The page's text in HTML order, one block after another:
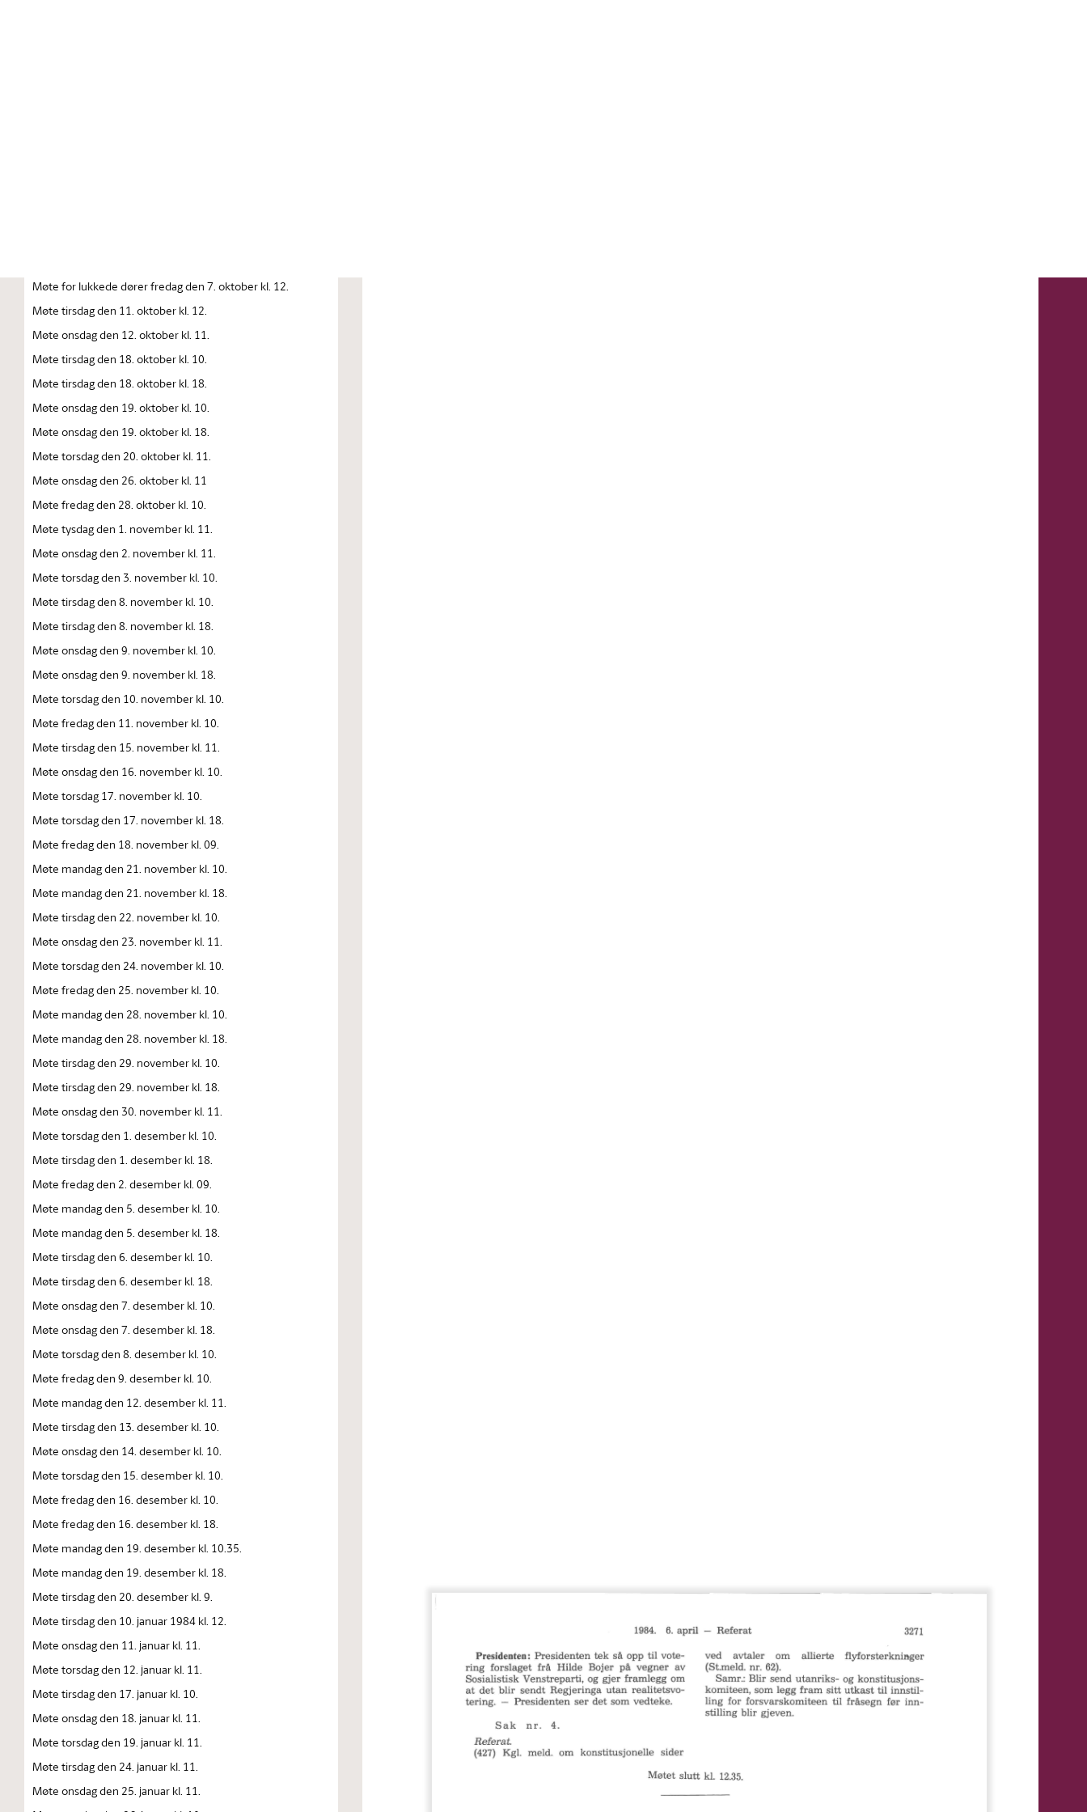
Møte for lukkede dører fredag den 7. oktober kl. 12.
Møte tirsdag den 11. oktober kl. 12.
Møte onsdag den 12. oktober kl. 11.
Møte tirsdag den 18. oktober kl. 10.
Møte tirsdag den 18. oktober kl. 18.
Møte onsdag den 19. oktober kl. 10.
Møte onsdag den 19. oktober kl. 18.
Møte torsdag den 20. oktober kl. 11.
Møte onsdag den 26. oktober kl. 11
Møte fredag den 28. oktober kl. 10.
Møte tysdag den 1. november kl. 11.
Møte onsdag den 2. november kl. 11.
Møte torsdag den 3. november kl. 10.
Møte tirsdag den 8. november kl. 10.
Møte tirsdag den 8. november kl. 18.
Møte onsdag den 9. november kl. 10.
Møte onsdag den 9. november kl. 18.
Møte torsdag den 10. november kl. 10.
Møte fredag den 11. november kl. 10.
Møte tirsdag den 15. november kl. 11.
Møte onsdag den 16. november kl. 10.
Møte torsdag 17. november kl. 10.
Møte torsdag den 17. november kl. 18.
Møte fredag den 18. november kl. 09.
Møte mandag den 21. november kl. 10.
Møte mandag den 21. november kl. 18.
Møte tirsdag den 22. november kl. 10.
Møte onsdag den 23. november kl. 11.
Møte torsdag den 24. november kl. 10.
Møte fredag den 25. november kl. 10.
Møte mandag den 28. november kl. 10.
Møte mandag den 28. november kl. 18.
Møte tirsdag den 29. november kl. 10.
Møte tirsdag den 29. november kl. 18.
Møte onsdag den 30. november kl. 11.
Møte torsdag den 1. desember kl. 10.
Møte tirsdag den 1. desember kl. 18.
Møte fredag den 2. desember kl. 09.
Møte mandag den 5. desember kl. 10.
Møte mandag den 5. desember kl. 18.
Møte tirsdag den 6. desember kl. 10.
Møte tirsdag den 6. desember kl. 18.
Møte onsdag den 7. desember kl. 10.
Møte onsdag den 7. desember kl. 18.
Møte torsdag den 8. desember kl. 10.
Møte fredag den 9. desember kl. 10.
Møte mandag den 12. desember kl. 11.
Møte tirsdag den 13. desember kl. 10.
Møte onsdag den 14. desember kl. 10.
Møte torsdag den 15. desember kl. 10.
Møte fredag den 16. desember kl. 10.
Møte fredag den 16. desember kl. 18.
Møte mandag den 19. desember kl. 10.35.
Møte mandag den 19. desember kl. 18.
Møte tirsdag den 20. desember kl. 9.
Møte tirsdag den 10. januar 1984 kl. 12.
Møte onsdag den 11. januar kl. 11.
Møte torsdag den 12. januar kl. 11.
Møte tirsdag den 17. januar kl. 10.
Møte onsdag den 18. januar kl. 11.
Møte torsdag den 19. januar kl. 11.
Møte tirsdag den 24. januar kl. 11.
Møte onsdag den 25. januar kl. 11.